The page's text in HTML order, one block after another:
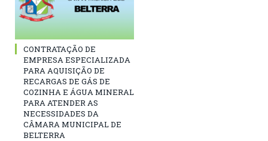
CONTRATAÇÃO DE
EMPRESA ESPECIALIZADA
PARA AQUISIÇÃO DE
RECARGAS DE GÁS DE
COZINHA E ÁGUA MINERAL
PARA ATENDER AS
NECESSIDADES DA
CÂMARA MUNICIPAL DE
BELTERRA